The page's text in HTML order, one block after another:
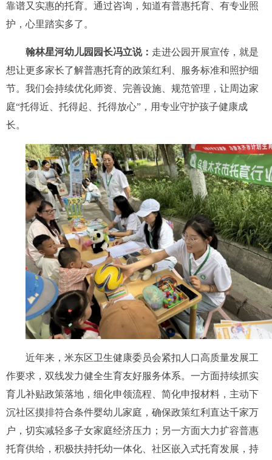
靠谱又实惠的托育。通过咨询，知道有普惠托育、有专业照
护，心里踏实多了。
翰林星河幼儿园园长冯立说： 走进公园开展宣传，就是
想让更多家长了解普惠托育的政策红利、服务标准和照护细
节。我们会持续优化师资、完善设施、规范管理，让周边家
庭“托得近、托得起、托得放心”，用专业守护孩子健康成
长。
近年来，米东区卫生健康委员会紧扣人口高质量发展工
作要求，双线发力健全生育友好服务体系。一方面持续抓实
育儿补贴政策落地，细化申领流程、简化申报材料，主动下
沉社区摸排符合条件婴幼儿家庭，确保政策红利直达千家万
户，切实减轻多子女家庭经济压力；另一方面大力扩容普惠
托育供给，积极扶持托幼一体化、社区嵌入式托育发展，持